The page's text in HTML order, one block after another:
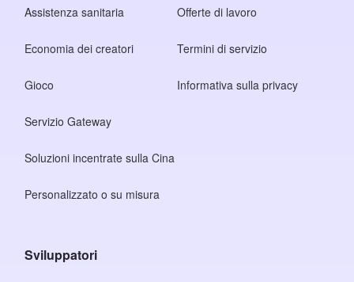
Assistenza sanitaria
Economia dei creatori
Gioco
Servizio Gateway
Soluzioni incentrate sulla Cina
Personalizzato o su misura
Offerte di lavoro
Termini di servizio
Informativa sulla privacy
Sviluppatori